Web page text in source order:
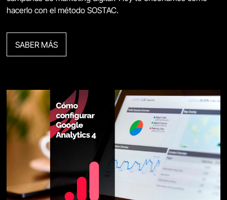
hacerlo con el método SOSTAC.
SABER MÁS